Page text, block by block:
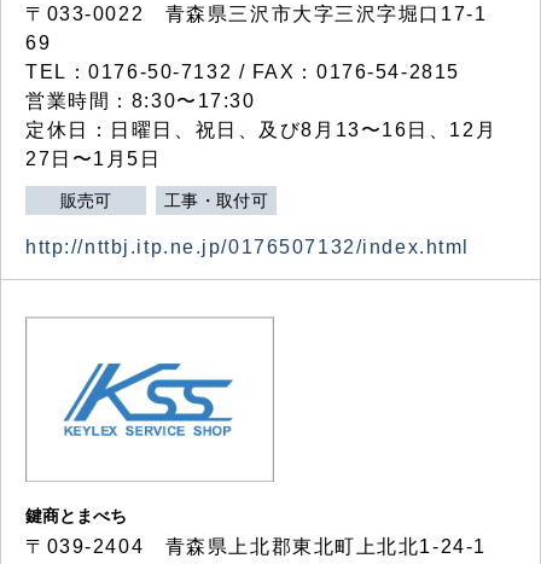
〒033-0022 青森県三沢市大字三沢字堀口17-1
69
TEL：0176-50-7132 / FAX：0176-54-2815
営業時間：8:30〜17:30
定休日：日曜日、祝日、及び8月13〜16日、12月
27日〜1月5日
販売可 工事・取付可
http://nttbj.itp.ne.jp/0176507132/index.html
鍵商とまべち
〒039-2404 青森県上北郡東北町上北北1-24-1